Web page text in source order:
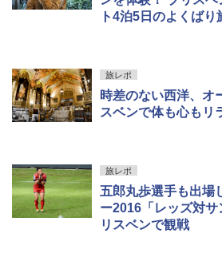
ト4泊5日のよくばり
旅レポ
時差のない西洋、オ
スベンで体も心もリ
旅レポ
五郎丸歩選手も出場
ー2016「レッズ対
リスベンで観戦